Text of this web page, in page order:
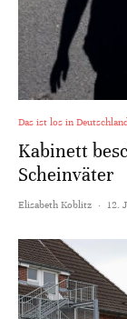
Das ist los in
Kabinett
Scheinväter
Elisabeth Koblitz · 12.